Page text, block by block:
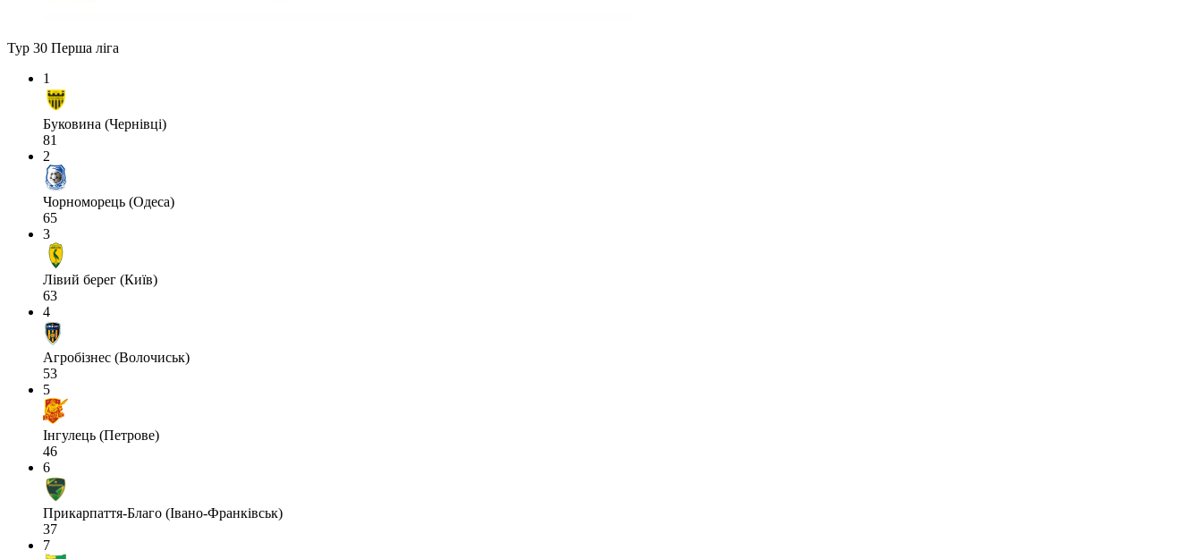
Тур 30 Перша ліга
1
Буковина (Чернівці)
81
2
Чорноморець (Одеса)
65
3
Лівий берег (Київ)
63
4
Агробізнес (Волочиськ)
53
5
Інгулець (Петрове)
46
6
Прикарпаття-Благо (Івано-Франківськ)
37
7